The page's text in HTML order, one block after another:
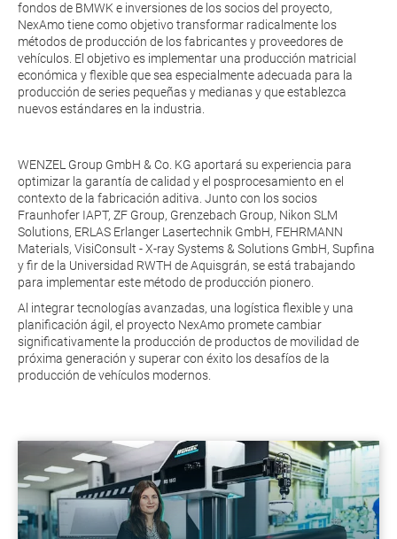
fondos de BMWK e inversiones de los socios del proyecto,
NexAmo tiene como objetivo transformar radicalmente los
métodos de producción de los fabricantes y proveedores de
vehículos. El objetivo es implementar una producción matricial
económica y flexible que sea especialmente adecuada para la
producción de series pequeñas y medianas y que establezca
nuevos estándares en la industria.
WENZEL Group GmbH & Co. KG aportará su experiencia para
optimizar la garantía de calidad y el posprocesamiento en el
contexto de la fabricación aditiva. Junto con los socios
Fraunhofer IAPT, ZF Group, Grenzebach Group, Nikon SLM
Solutions, ERLAS Erlanger Lasertechnik GmbH, FEHRMANN
Materials, VisiConsult - X-ray Systems & Solutions GmbH, Supfina
y fir de la Universidad RWTH de Aquisgrán, se está trabajando
para implementar este método de producción pionero.
Al integrar tecnologías avanzadas, una logística flexible y una
planificación ágil, el proyecto NexAmo promete cambiar
significativamente la producción de productos de movilidad de
próxima generación y superar con éxito los desafíos de la
producción de vehículos modernos.